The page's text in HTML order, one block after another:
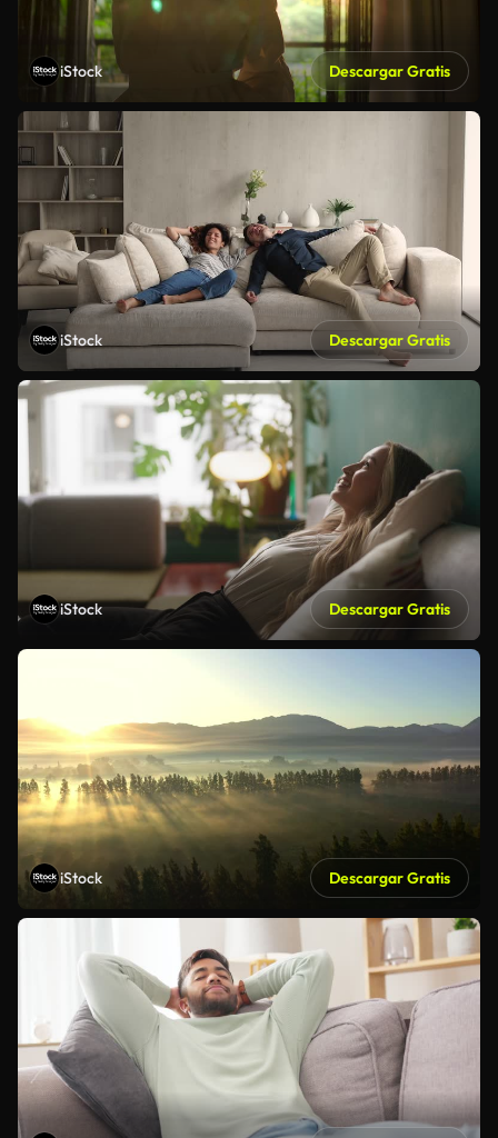
iStock Descargar Gratis
iStock Descargar Gratis
iStock Descargar Gratis
iStock Descargar Gratis